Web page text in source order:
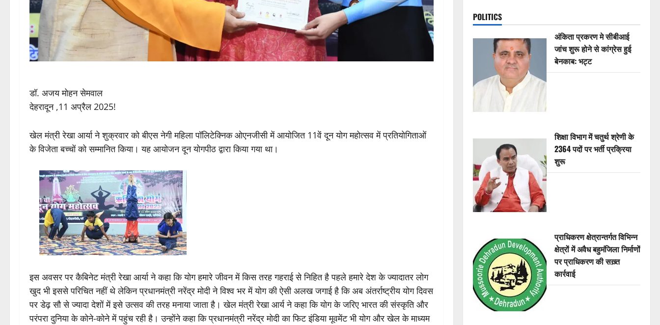
डॉ. अजय मोहन सेमवाल
देहरादून ,11 अप्रैल 2025!
खेल मंत्री रेखा आर्या ने शुक्रवार को बीएस नेगी महिला पॉलिटेक्निक ओएनजीसी में आयोजित 11वें दून योग महोत्सव में प्रतियोगिताओं
के विजेता बच्चों को सम्मानित किया। यह आयोजन दून योगपीठ द्वारा किया गया था।
इस अवसर पर कैबिनेट मंत्री रेखा आर्या ने कहा कि योग हमारे जीवन में किस तरह गहराई से निहित है पहले हमारे देश के ज्यादातर लोग
खुद भी इससे परिचित नहीं थे लेकिन प्रधानमंत्री नरेंद्र मोदी ने विश्व भर में योग की ऐसी अलख जगाई है कि अब अंतर्राष्ट्रीय योग दिवस
पर डेढ़ सौ से ज्यादा देशों में इसे उत्सव की तरह मनाया जाता है। खेल मंत्री रेखा आर्य ने कहा कि योग के जरिए भारत की संस्कृति और
परंपरा दुनिया के कोने-कोने में पहुंच रही है। उन्होंने कहा कि प्रधानमंत्री नरेंद्र मोदी का फिट इंडिया मूवमेंट भी योग और खेल के माध्यम
POLITICS
अंकिता प्रकरण मे सीबीआई
जांच शुरू होने से कांग्रेस हुई
बेनकाब: भट्ट
शिक्षा विभाग में चतुर्थ श्रेणी के
2364 पदों पर भर्ती प्रक्रिया
शुरू
प्राधिकरण क्षेत्रान्तर्गत विभिन्न
क्षेत्रों में अवैध बहुमंजिला निर्माणों
पर प्राधिकरण की सख़्त
कार्रवाई